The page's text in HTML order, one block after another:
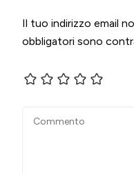
Il tuo indirizzo email
obbligatori sono